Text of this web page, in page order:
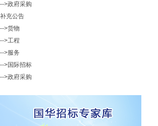
-->政府采购
补充公告
-->货物
-->工程
-->服务
-->国际招标
-->政府采购